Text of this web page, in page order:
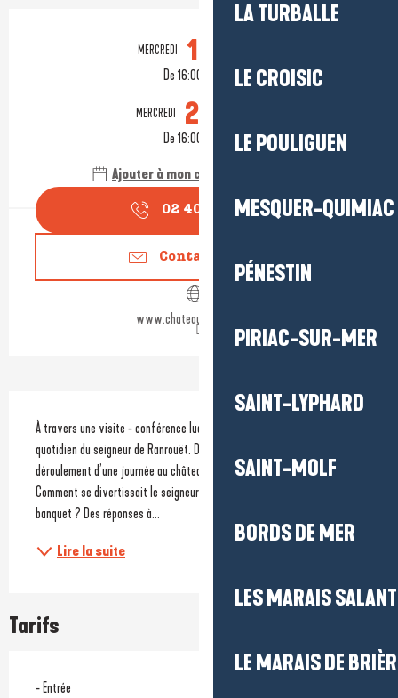
LA TURBALLE
LE CROISIC
LE POULIGUEN
MESQUER-QUIMIAC
PÉNESTIN
PIRIAC-SUR-MER
SAINT-LYPHARD
SAINT-MOLF
BORDS DE MER
LES MARAIS
LE MARAIS DE
Ouverture et coordonnées
MERCREDI 19
De 16:00 à 17:15
MERCREDI 26
De 16:00 à 17:15
Ajouter à mon calendrier Google
02 40 88 96 ▒▒
Contactez-nous
www.chateauderanrouet.fr
Description
À travers une visite - conférence ludique et interactive, découvrez le
quotidien du seigneur de Ranrouët. Du lever au coucher, vivez le
déroulement d’une journée au château. Se lavait-on au Moyen Age ?
Comment se divertissait le seigneur ? Que mangeait-on pendant un
banquet ? Des réponses à...
Lire la suite
Tarifs
- Entrée